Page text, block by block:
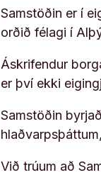
Samstöðin er í
orðið félagi í
Áskrifendur
er því ekki
Samstöðin
Við trúum að